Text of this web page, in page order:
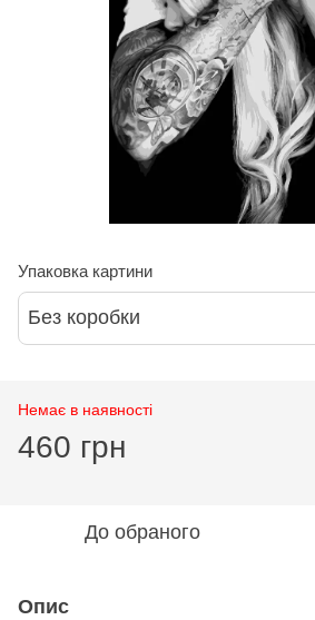
Упаковка картини
Без коробки
Немає в наявності
460 грн
До обраного
Опис